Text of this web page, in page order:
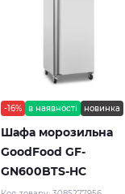
-16% в наявності новинка
Шафа морозильна
GoodFood GF-
GN600BTS-HC